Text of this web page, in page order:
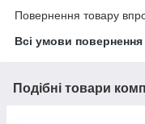
Повернення товару
Всі умови повернення
Подібні товари